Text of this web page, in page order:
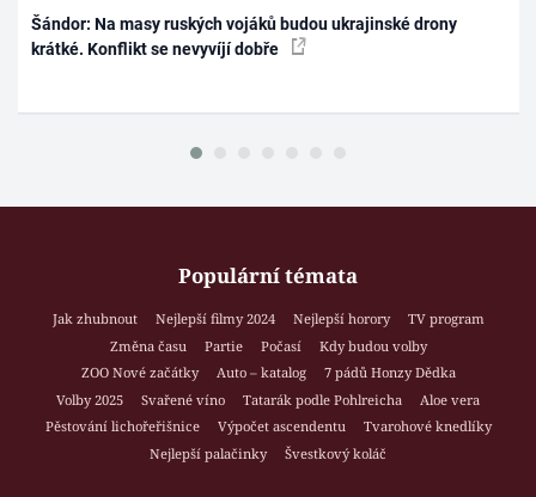
Šándor: Na masy ruských vojáků budou ukrajinské drony
krátké. Konflikt se nevyvíjí dobře
Populární témata
Jak zhubnout Nejlepší filmy 2024 Nejlepší horory
TV program
Změna času
Partie Počasí
Kdy budou volby
ZOO Nové začátky
Auto – katalog
7 pádů Honzy Dědka
Volby 2025
Svařené víno Tatarák podle Pohlreicha
Aloe vera
Pěstování lichořeřišnice
Výpočet ascendentu
Tvarohové knedlíky
Nejlepší palačinky
Švestkový koláč